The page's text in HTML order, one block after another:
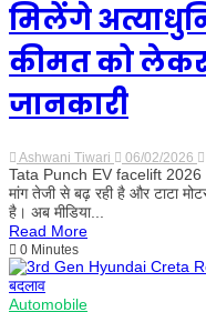
मिलेंगे
कीमत को
जानकारी
Ashwani Tiwari 06/02/2026
Tata Punch EV facelift 2026 :
मांग तेजी से बढ़ रही है और टाटा
है। अब मीडिया...
Read More
0 Minutes
Automobile